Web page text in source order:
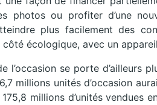
photos ou profiter d’une
plus facilement des
côté écologique, avec un
l’occasion se porte d’ailleurs
millions unités d’occasion
millions d’unités vendues